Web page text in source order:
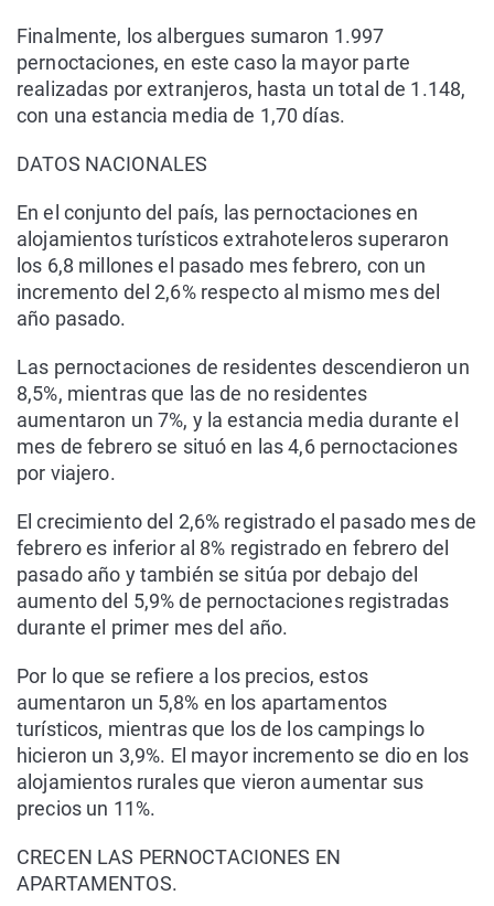
Finalmente, los albergues sumaron 1.997
pernoctaciones, en este caso la mayor parte
realizadas por extranjeros, hasta un total de 1.148,
con una estancia media de 1,70 días.
DATOS NACIONALES
En el conjunto del país, las pernoctaciones en
alojamientos turísticos extrahoteleros superaron
los 6,8 millones el pasado mes febrero, con un
incremento del 2,6% respecto al mismo mes del
año pasado.
Las pernoctaciones de residentes descendieron un
8,5%, mientras que las de no residentes
aumentaron un 7%, y la estancia media durante el
mes de febrero se situó en las 4,6 pernoctaciones
por viajero.
El crecimiento del 2,6% registrado el pasado mes de
febrero es inferior al 8% registrado en febrero del
pasado año y también se sitúa por debajo del
aumento del 5,9% de pernoctaciones registradas
durante el primer mes del año.
Por lo que se refiere a los precios, estos
aumentaron un 5,8% en los apartamentos
turísticos, mientras que los de los campings lo
hicieron un 3,9%. El mayor incremento se dio en los
alojamientos rurales que vieron aumentar sus
precios un 11%.
CRECEN LAS PERNOCTACIONES EN
APARTAMENTOS.